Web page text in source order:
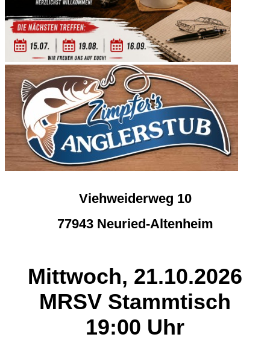
Viehweiderweg 10
77943 Neuried-Altenheim
Mittwoch, 21.10.2026
MRSV Stammtisch
19:00 Uhr